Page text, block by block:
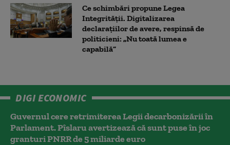
Ce schimbări propune Legea
Integrității. Digitalizarea
declarațiilor de avere, respinsă de
politicieni: „Nu toată lumea e
capabilă”
DIGI ECONOMIC
Guvernul cere retrimiterea Legii decarbonizării în
Parlament. Pîslaru avertizează că sunt puse în joc
granturi PNRR de 5 miliarde euro